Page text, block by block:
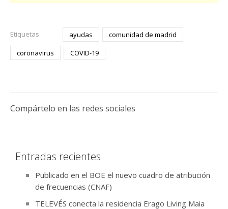
Etiquetas ayudas
comunidad de madrid
coronavirus
COVID-19
Compártelo en las redes sociales
Entradas recientes
Publicado en el BOE el nuevo cuadro de atribución
de frecuencias (CNAF)
TELEVÉS conecta la residencia Erago Living Maia